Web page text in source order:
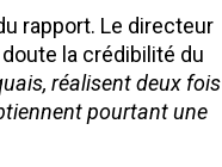
rapport. Le directeur
la crédibilité du
réalisent deux fois
pourtant une